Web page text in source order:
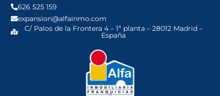
626 525 159
expansion@alfainmo.com
C/ Palos de la Frontera 4 – 1ª planta – 28012 Madrid –
España